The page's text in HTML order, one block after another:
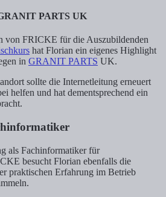
PARTS UK
von FRICKE für die Auszubildenden
hat Florian ein eigenes Highlight
in GRANIT PARTS UK.
sollte die Internetleitung erneuert
helfen und hat dementsprechend ein
als Fachinformatiker für
besucht Florian ebenfalls die
praktischen Erfahrung im Betrieb